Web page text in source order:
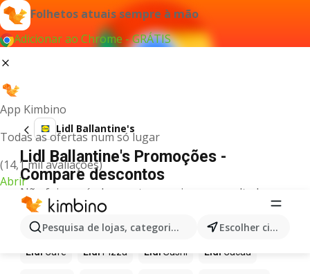
Folhetos atuais sempre à mão
Adicionar ao Chrome - GRÁTIS
App Kimbino
Todas as ofertas num só lugar
(14,1 mil avaliações)
Abrir
Pesquisa de lojas, categorias,produtos... Escolher cidade
Lidl Ballantine's
Lidl Ballantine's Promoções -
Compare descontos
Não foi possível encontrar quaisquer resultados
para este termo.
Mais produtos em Lidl
Lidl Café Lidl Pizza Lidl Sushi Lidl Cacau